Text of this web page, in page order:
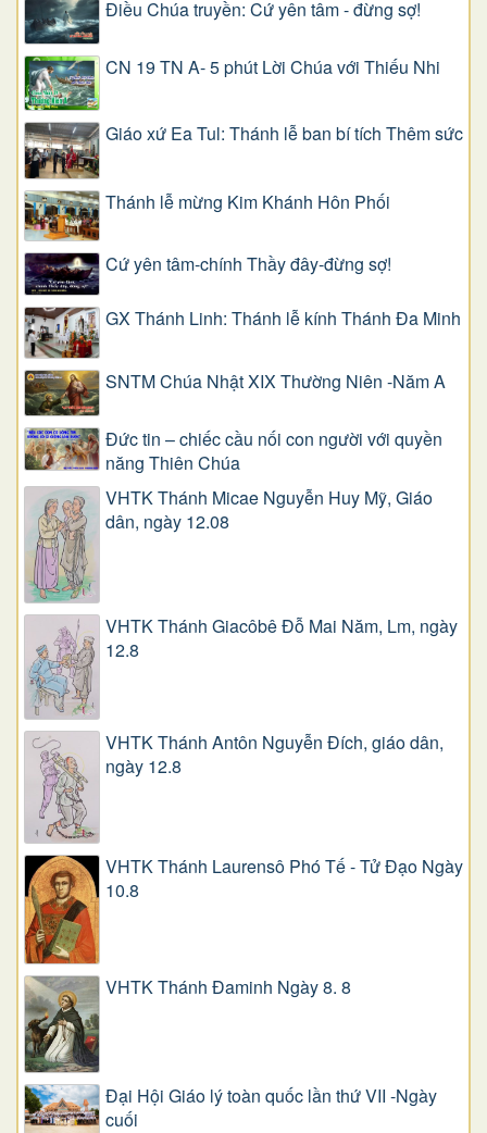
Điều Chúa truyền: Cứ yên tâm - đừng sợ!
CN 19 TN A- 5 phút Lời Chúa với Thiếu Nhi
Giáo xứ Ea Tul: Thánh lễ ban bí tích Thêm sức
Thánh lễ mừng Kim Khánh Hôn Phối
Cứ yên tâm-chính Thầy đây-đừng sợ!
GX Thánh Linh: Thánh lễ kính Thánh Đa Minh
SNTM Chúa Nhật XIX Thường Niên -Năm A
Đức tin – chiếc cầu nối con người với quyền
năng Thiên Chúa
VHTK Thánh Micae Nguyễn Huy Mỹ, Giáo
dân, ngày 12.08
VHTK Thánh Giacôbê Ðỗ Mai Năm, Lm, ngày
12.8
VHTK Thánh Antôn Nguyễn Ðích, giáo dân,
ngày 12.8
VHTK Thánh Laurensô Phó Tế - Tử Đạo Ngày
10.8
VHTK Thánh Đaminh Ngày 8. 8
Đại Hội Giáo lý toàn quốc lần thứ VII -Ngày
cuối